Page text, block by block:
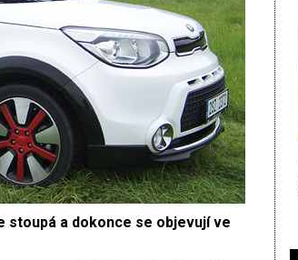
stoupá a dokonce se objevují ve